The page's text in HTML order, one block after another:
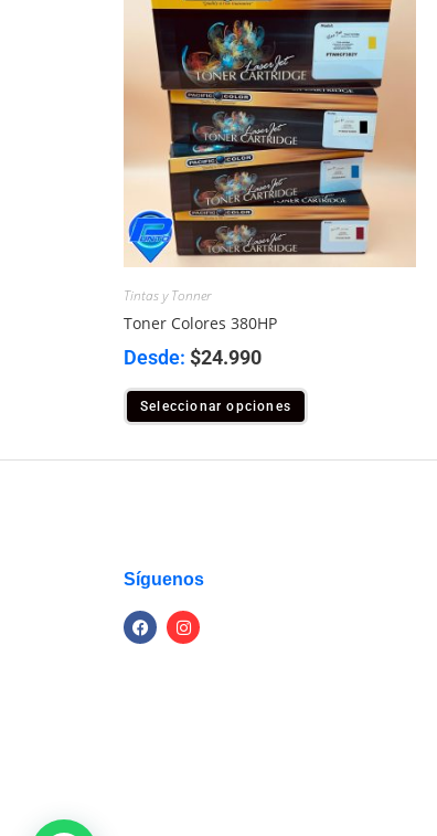
Tintas y Tonner
Toner Colores 380HP
Desde: $24.990
Seleccionar opciones
Síguenos